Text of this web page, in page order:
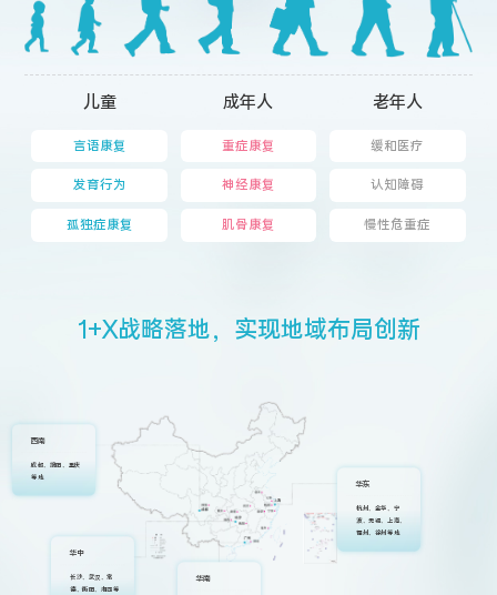
儿童
言语康复
发育行为
孤独症康复
成年人
重症康复
神经康复
肌骨康复
老年人
缓和医疗
认知障碍
慢性危重症
1+X战略落地， 实现地域布局创新
西南
成都、绵阳、重庆
等地
华东
杭州、金华、宁
波、无锡、上海、
福州、徐州等地
华中
长沙、武汉、常
德、衡阳、湘西等
华南